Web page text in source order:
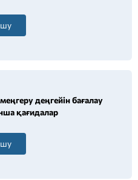
деңгейін бағалау
қағидалар